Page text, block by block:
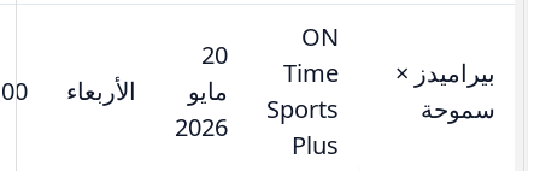
بيراميدز ×
سموحة
ON
Time
Sports
Plus
20
مايو
2026
الأربعاء